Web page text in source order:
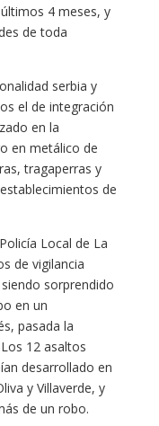
4 meses, y
de toda
serbia y
el de integración
en la
en metálico de
tragaperras y
de
Local de La
de vigilancia
sorprendido
en un
pasada la
12 asaltos
desarrollado en
y Villaverde, y
de un robo.